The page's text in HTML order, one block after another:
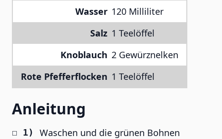
Wasser 120 Milliliter
Salz 1 Teelöffel
Knoblauch 2 Gewürznelken
Rote Pfefferflocken 1 Teelöffel
Anleitung
Waschen und die grünen Bohnen